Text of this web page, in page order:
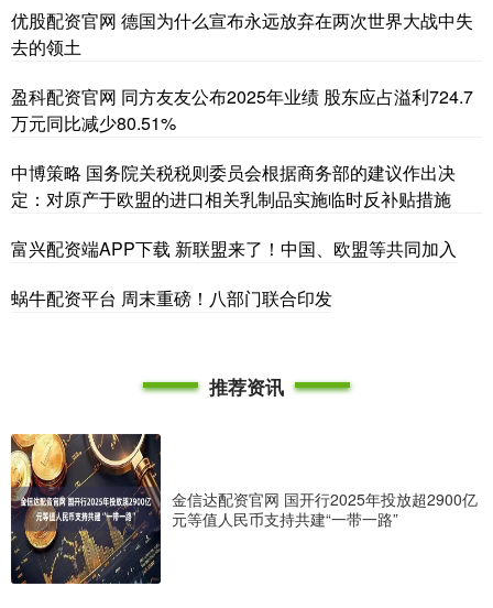
优股配资官网 德国为什么宣布永远放弃在两次世界大战中失
去的领土
盈科配资官网 同方友友公布2025年业绩 股东应占溢利724.7
万元同比减少80.51%
中博策略 国务院关税税则委员会根据商务部的建议作出决
定：对原产于欧盟的进口相关乳制品实施临时反补贴措施
富兴配资端APP下载 新联盟来了！中国、欧盟等共同加入
蜗牛配资平台 周末重磅！八部门联合印发
推荐资讯
金信达配资官网 国开行2025年投放超2900亿
元等值人民币支持共建“一带一路”